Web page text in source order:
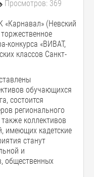
Просмотров: 369
«Карнавал» (Невский
конкурса «ВИВАТ,
классов Санкт-
обучающихся
состоится
регионального
коллективов
имеющих кадетские
станут
и
общественных